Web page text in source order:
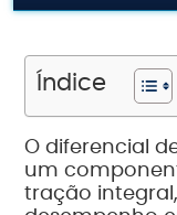
Índice
O diferencial
um
tração